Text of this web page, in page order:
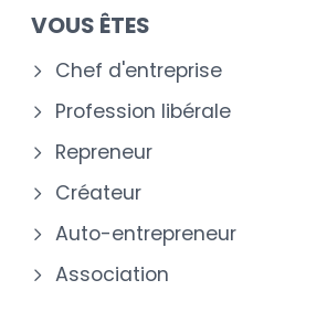
VOUS ÊTES
Chef d'entreprise
Profession libérale
Repreneur
Créateur
Auto-entrepreneur
Association